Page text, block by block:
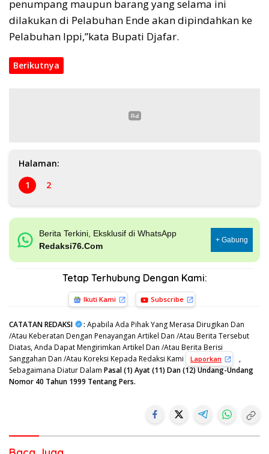
penumpang maupun barang yang selama ini
dilakukan di Pelabuhan Ende akan dipindahkan ke
Pelabuhan Ippi,”kata Bupati Djafar.
Berikutnya
Halaman:
1
2
Berita Terkini, Eksklusif di WhatsApp
Redaksi76.Com
+ Gabung
Tetap Terhubung Dengan Kami:
Ikuti Kami Subscribe
CATATAN REDAKSI : Apabila Ada Pihak Yang Merasa Dirugikan Dan
/Atau Keberatan Dengan Penayangan Artikel Dan /Atau Berita Tersebut
Diatas, Anda Dapat Mengirimkan Artikel Dan /Atau Berita Berisi
Sanggahan Dan /Atau Koreksi Kepada Redaksi Kami
Laporkan
,
Sebagaimana Diatur Dalam Pasal (1) Ayat (11) Dan (12) Undang-Undang
Nomor 40 Tahun 1999 Tentang Pers.